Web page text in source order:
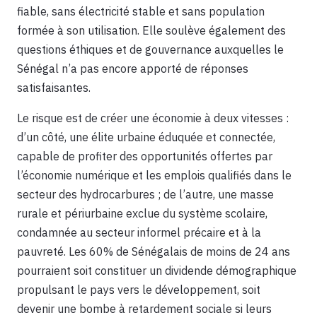
fiable, sans électricité stable et sans population
formée à son utilisation. Elle soulève également des
questions éthiques et de gouvernance auxquelles le
Sénégal n’a pas encore apporté de réponses
satisfaisantes.
Le risque est de créer une économie à deux vitesses :
d’un côté, une élite urbaine éduquée et connectée,
capable de profiter des opportunités offertes par
l’économie numérique et les emplois qualifiés dans le
secteur des hydrocarbures ; de l’autre, une masse
rurale et périurbaine exclue du système scolaire,
condamnée au secteur informel précaire et à la
pauvreté. Les 60% de Sénégalais de moins de 24 ans
pourraient soit constituer un dividende démographique
propulsant le pays vers le développement, soit
devenir une bombe à retardement sociale si leurs